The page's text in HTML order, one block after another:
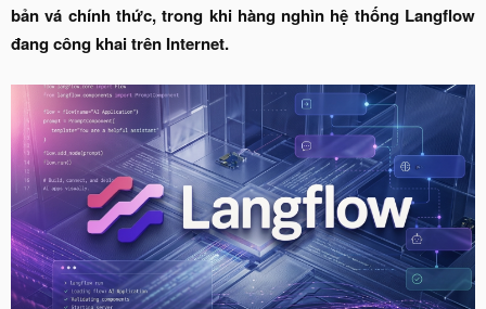
bản vá chính thức, trong khi hàng nghìn hệ thống Langflow
đang công khai trên Internet.